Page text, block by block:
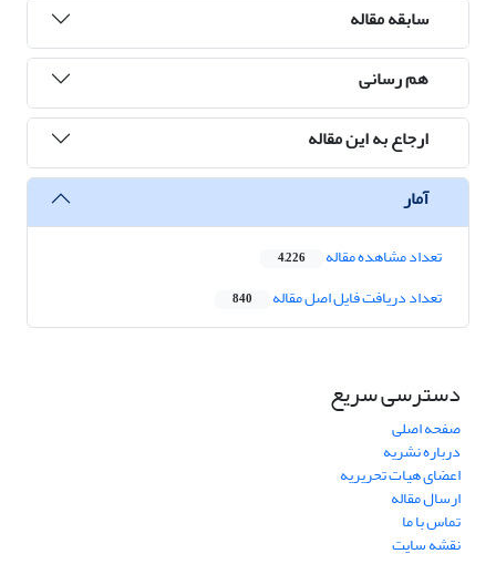
سابقه مقاله
هم رسانی
ارجاع به این مقاله
آمار
تعداد مشاهده مقاله 4,226
تعداد دریافت فایل اصل مقاله 840
دسترسی سریع
صفحه اصلی
درباره نشریه
اعضای هیات تحریریه
ارسال مقاله
تماس با ما
نقشه سایت